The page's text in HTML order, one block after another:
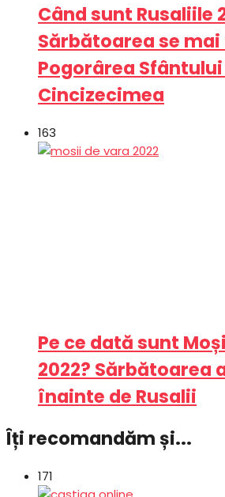
Când sunt Rusaliile
Sărbătoarea se
Pogorârea Sfântului
Cincizecimea
163
Pe ce dată sunt
2022? Sărbătoarea
înainte de Rusalii
Îți recomandăm și...
171